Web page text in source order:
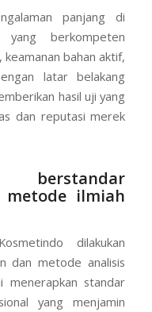
panjang di
berkompeten
bahan aktif,
latar belakang
hasil uji yang
dan reputasi merek
metode ilmiah
dilakukan
dan metode analisis
menerapkan standar
yang menjamin